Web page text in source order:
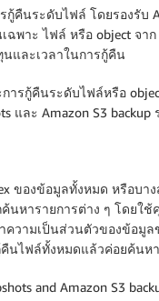
นระดับไฟล์ โดยรองรับ
ะ ไฟล์ หรือ object จาก
และเวลาในการกู้คืน
กู้คืนระดับไฟล์หรือ
และ Amazon S3
ของข้อมูลทั้งหมด หรือบา
หารายการต่าง ๆ โดยใ
าความเป็นส่วนตัวของ
คืนไฟล์ทั้งหมดแล้วค่อยค้นหา
and Amazon S3